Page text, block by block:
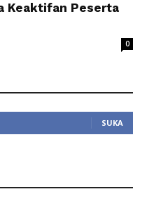
Keaktifan Peserta
0
SUKA